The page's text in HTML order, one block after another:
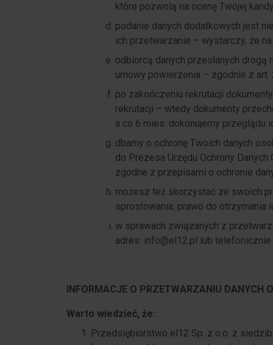
które pozwolą na ocenę Twojej
podanie danych dodatkowych jest
ich przetwarzanie – wystarczy, że
odbiorcą danych przesłanych
umowy powierzenia – zgodnie z art.
po zakończeniu rekrutacji
rekrutacji – wtedy dokumenty
a co 6 mies. dokonujemy przeglądu
dbamy o ochronę Twoich danych
do Prezesa Urzędu Ochrony
zgodne z przepisami o ochronie
możesz też skorzystać ze swoich
sprostowania, prawo do otrzymania
w sprawach związanych z
adres: info@el12.pl lub
INFORMACJE O PRZETWARZANIU DANYCH
Warto wiedzieć, że:
Przedsiębiorstwo el12 Sp. z o.o. z